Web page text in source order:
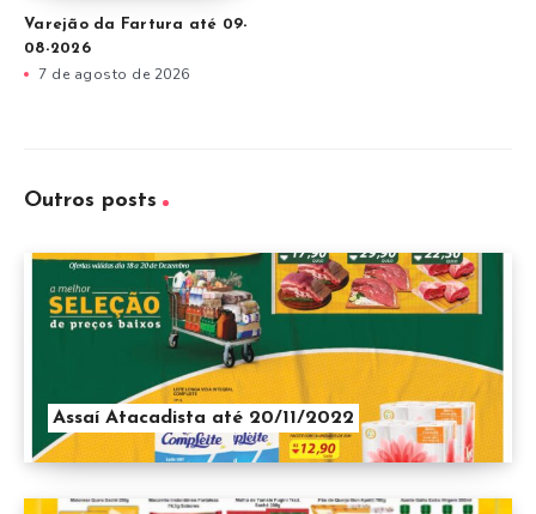
Varejão da Fartura até 09-
08-2026
7 de agosto de 2026
Outros posts
Assaí Atacadista até 20/11/2022